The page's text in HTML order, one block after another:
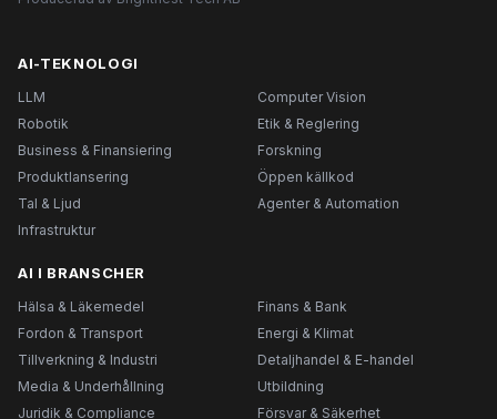
AI-TEKNOLOGI
LLM
Computer Vision
Robotik
Etik & Reglering
Business & Finansiering
Forskning
Produktlansering
Öppen källkod
Tal & Ljud
Agenter & Automation
Infrastruktur
AI I BRANSCHER
Hälsa & Läkemedel
Finans & Bank
Fordon & Transport
Energi & Klimat
Tillverkning & Industri
Detaljhandel & E-handel
Media & Underhållning
Utbildning
Juridik & Compliance
Försvar & Säkerhet